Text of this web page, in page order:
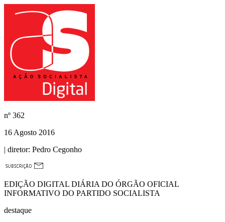
nº 362
16 Agosto 2016
| diretor: Pedro Cegonho
EDIÇÃO DIGITAL DIÁRIA DO ÓRGÃO OFICIAL
INFORMATIVO DO PARTIDO SOCIALISTA
destaque